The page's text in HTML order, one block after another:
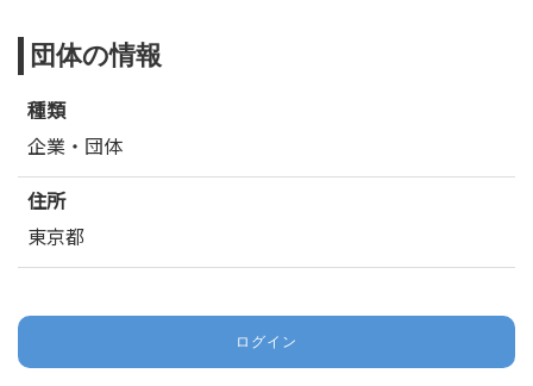
団体の情報
種類
企業・団体
住所
東京都
ログイン